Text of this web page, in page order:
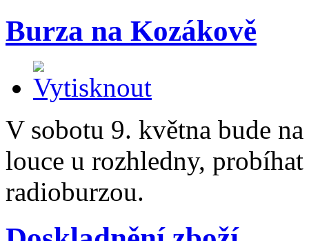
Burza na Kozákově
V sobotu 9. května bude
louce u rozhledny,
radioburzou.